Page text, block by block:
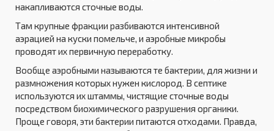
накапливаются сточные воды.
Там крупные фракции разбиваются интенсивной
аэрацией на куски помельче, и аэробные микробы
проводят их первичную переработку.
Вообще аэробными называются те бактерии, для жизни и
размножения которых нужен кислород. В септике
используются их штаммы, чистящие сточные воды
посредством биохимического разрушения органики.
Проще говоря, эти бактерии питаются отходами. Правда,